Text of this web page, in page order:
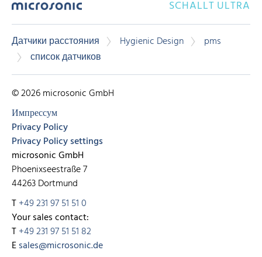
SCHALLT ULTRA
Датчики расстояния Hygienic Design
pms
список датчиков
© 2026 microsonic GmbH
Импрессум
Privacy Policy
Privacy Policy settings
microsonic GmbH
Phoenixseestraße 7
44263 Dortmund
T+49 231 97 51 51 0
Your sales contact:
T+49 231 97 51 51 82
Esales@microsonic.de